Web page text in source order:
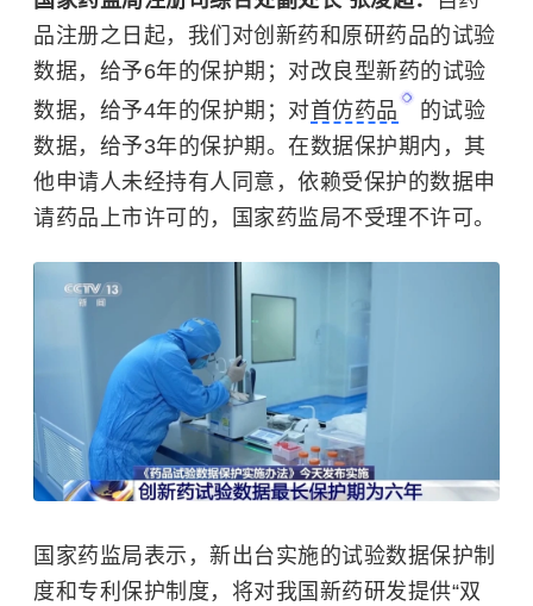
品注册之日起，我们对创新药和原研药品的试验
数据，给予6年的保护期；对改良型新药的试验
数据，给予4年的保护期；对首仿药品
的试验
数据，给予3年的保护期。在数据保护期内，其
他申请人未经持有人同意，依赖受保护的数据申
请药品上市许可的，国家药监局不受理不许可。
国家药监局表示，新出台实施的试验数据保护制
度和专利保护制度，将对我国新药研发提供“双